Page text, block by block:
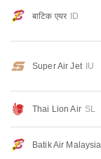
बाटिक एयर ID
Super Air Jet IU
Thai Lion Air SL
Batik Air Malaysia